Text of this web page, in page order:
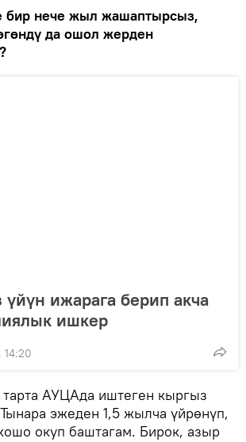
бир нече жыл жашаптырсыз,
да ошол жерден
ижарага берип акча
ишкер
14:20
АУЦАда иштеген кыргыз
эжеден 1,5 жылча үйрөнүп,
окуп баштагам. Бирок, азыр